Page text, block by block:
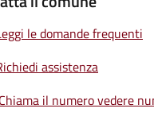
le domande frequenti
assistenza
Chiama il numero vedere